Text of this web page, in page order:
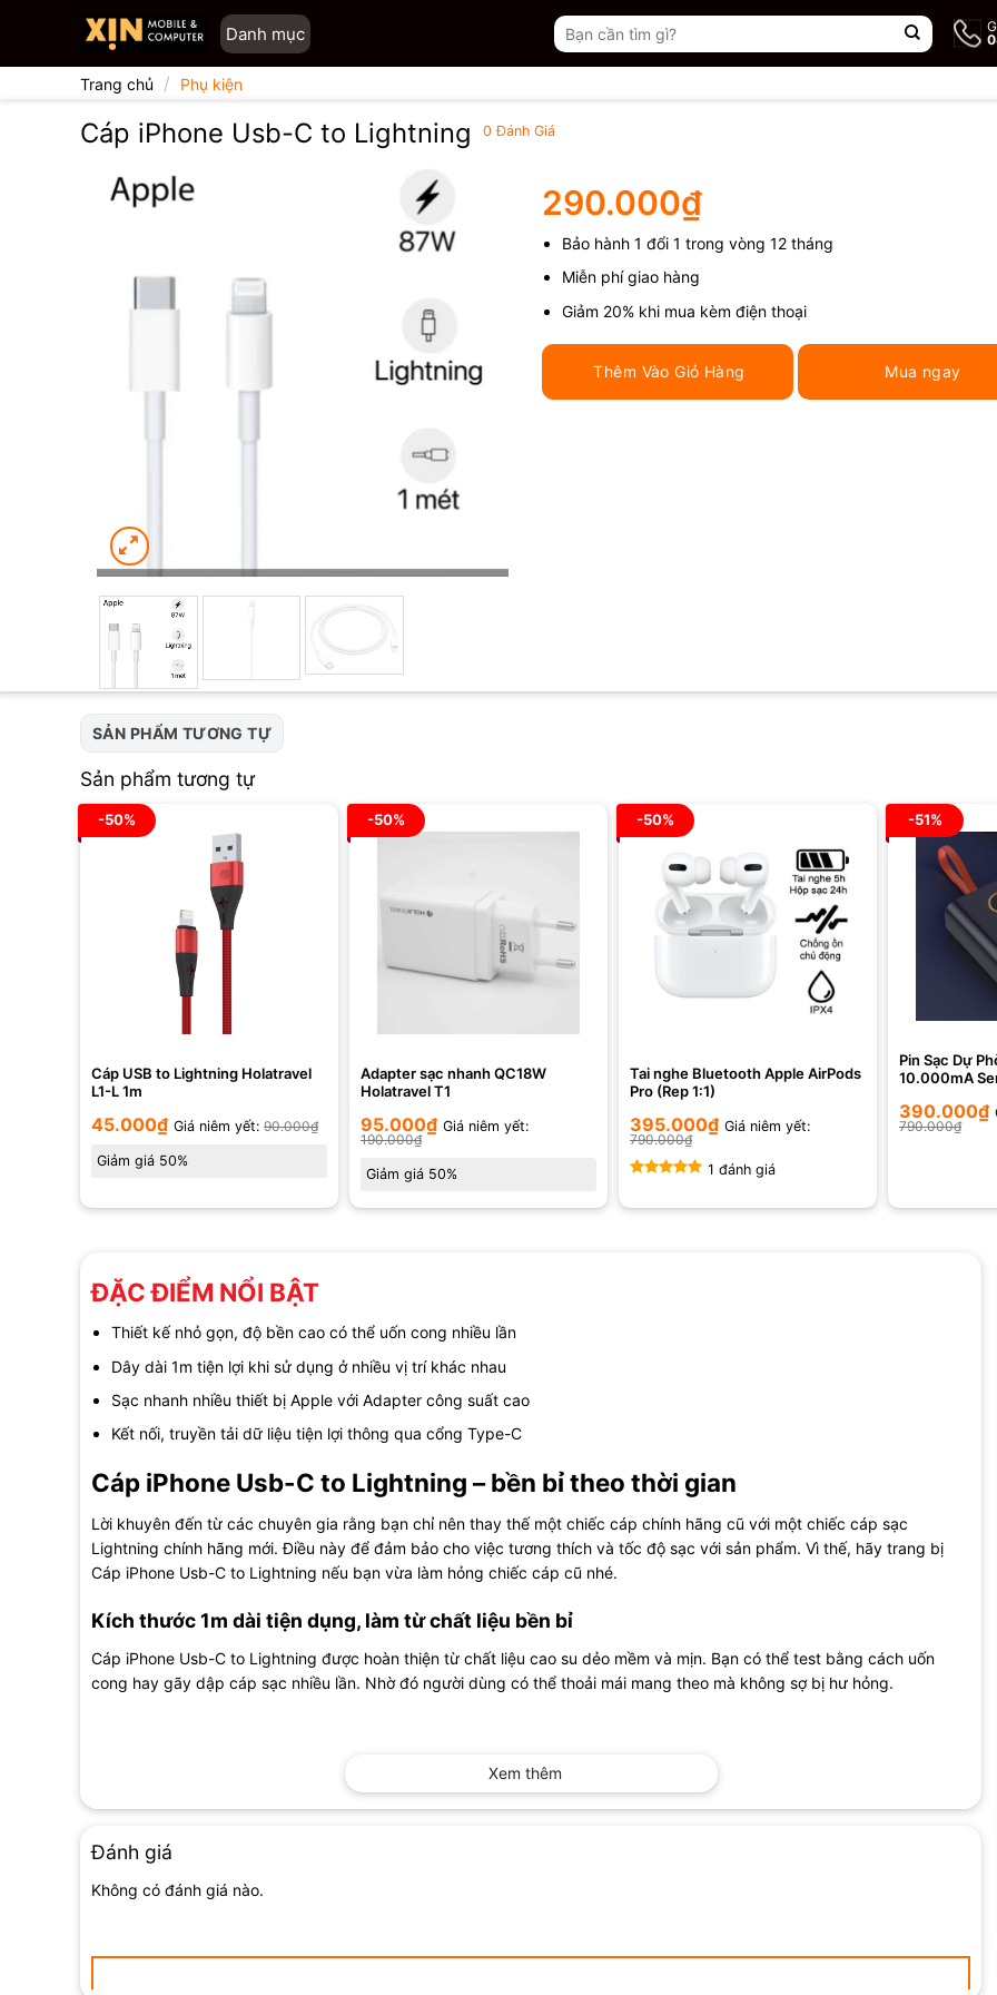
Danh mục
Tìm
kiếm:
Trang chủ / Phụ kiện
Cáp iPhone Usb-C to Lightning 0 Đánh Giá
290.000₫
Bảo hành 1 đổi 1 trong vòng 12 tháng
Miễn phí giao hàng
Giảm 20% khi mua kèm điện thoại
Thêm Vào Giỏ Hàng Mua ngay
SẢN PHẨM TƯƠNG TỰ
Sản phẩm tương tự
-50%
Cáp USB to Lightning Holatravel
L1-L 1m
45.000₫ Giá niêm yết: 90.000₫
Giảm giá 50%
-50%
Adapter sạc nhanh QC18W
Holatravel T1
95.000₫ Giá niêm yết:
190.000₫
Giảm giá 50%
-50%
Tai nghe Bluetooth Apple AirPods
Pro (Rep 1:1)
hạng5.00
395.000₫ Giá niêm yết:
790.000₫
1 đánh giá
-51%
Pin Sạc Dự
10.000mA
390.000₫
790.000₫
ĐẶC ĐIỂM NỔI BẬT
Thiết kế nhỏ gọn, độ bền cao có thể uốn cong nhiều lần
Dây dài 1m tiện lợi khi sử dụng ở nhiều vị trí khác nhau
Sạc nhanh nhiều thiết bị Apple với Adapter công suất cao
Kết nối, truyền tải dữ liệu tiện lợi thông qua cổng Type-C
Cáp iPhone Usb-C to Lightning – bền bỉ theo thời gian
Lời khuyên đến từ các chuyên gia rằng bạn chỉ nên thay thế một chiếc cáp chính hãng cũ với một chiếc cáp sạc
Lightning chính hãng mới. Điều này để đảm bảo cho việc tương thích và tốc độ sạc với sản phẩm. Vì thế, hãy trang bị
Cáp iPhone Usb-C to Lightning nếu bạn vừa làm hỏng chiếc cáp cũ nhé.
Kích thước 1m dài tiện dụng, làm từ chất liệu bền bỉ
Cáp iPhone Usb-C to Lightning được hoàn thiện từ chất liệu cao su dẻo mềm và mịn. Bạn có thể test bằng cách uốn
cong hay gãy dập cáp sạc nhiều lần. Nhờ đó người dùng có thể thoải mái mang theo mà không sợ bị hư hỏng.
Độ dài của cáp Apple USB-C to Lightning 1M lên đến 1m. Đây là khoảng cách phù hợp cho mọi trường hợp sử dụng. Vì
thế bạn có thể sử dụng khi đang ngồi làm việc ở nhà hoặc giải trí ở quán cafe.
Hỗ trợ sạc nhanh với công suất cao, kết nối qua cổng USB-C
Để cung cấp một tốc độ sạc với công suất cao, buộc cáp phải trang bị cổng kết nối USB-C để truyền tải dữ liệu một
Xem thêm
Đánh giá
Không có đánh giá nào.